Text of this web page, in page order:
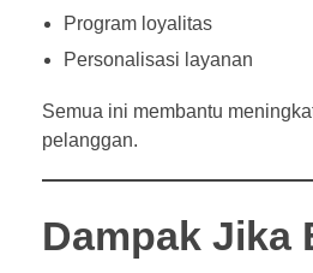
Program loyalitas
Personalisasi layanan
Semua ini membantu
pelanggan.
Dampak Jika